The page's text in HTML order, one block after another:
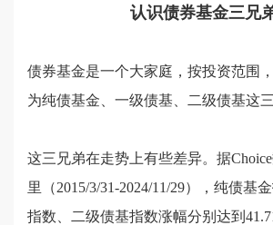
认识债券基金三兄
债券基金是一个大家庭，按投资范围
为纯债基金、一级债基、二级债基这三
这三兄弟在走势上有些差异。据
里（2015/3/31-2024/11/29），纯债基
指数、二级债基指数涨幅分别达到